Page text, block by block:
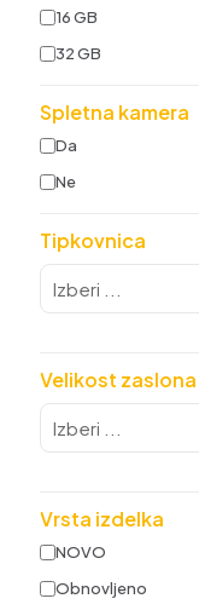
16 GB
32 GB
Spletna kamera
Da
Ne
Tipkovnica
Velikost zaslona
Vrsta izdelka
NOVO
Obnovljeno